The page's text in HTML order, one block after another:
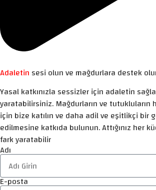
Adaletin sesi olun ve mağdurlara destek
Yasal katkınızla sessizler için adaletin
yaratabilirsiniz. Mağdurların ve tutukluların
için bize katılın ve daha adil ve eşitlikçi bir
edilmesine katkıda bulunun. Attığınız her
fark yaratabilir
Adı
E-posta